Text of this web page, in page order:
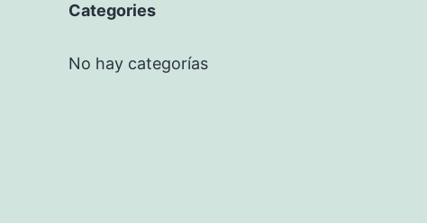
Categories
No hay categorías